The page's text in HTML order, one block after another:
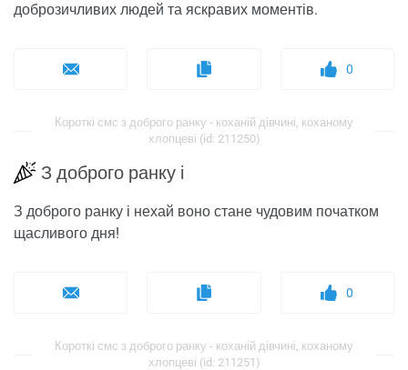
доброзичливих людей та яскравих моментів.
0
Короткі смс з доброго ранку - коханій дівчині, коханому
хлопцеві (id: 211250)
З доброго ранку і
З доброго ранку і нехай воно стане чудовим початком
щасливого дня!
0
Короткі смс з доброго ранку - коханій дівчині, коханому
хлопцеві (id: 211251)